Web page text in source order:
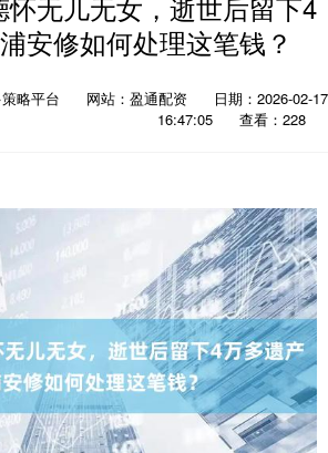
无儿无女，逝世后留下4
安修如何处理这笔钱？
略平台 网站：盈通配资
日期：2026-02-17
16:47:05
查看：228